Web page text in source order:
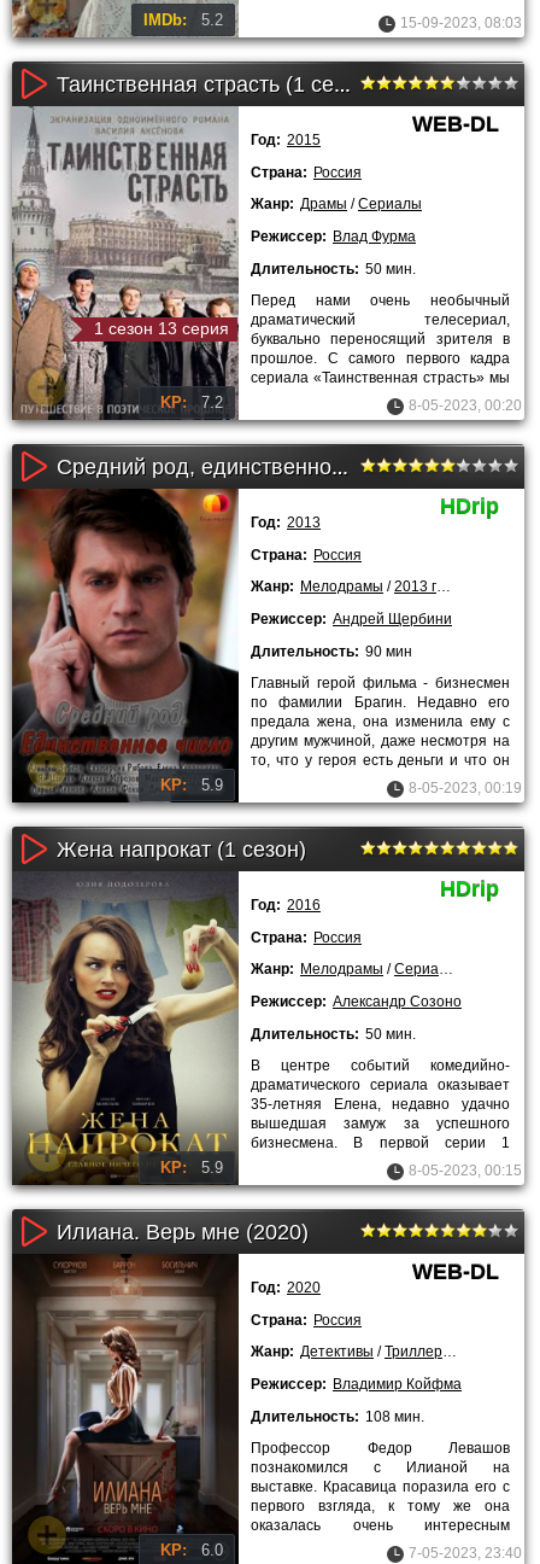
IMDb: 5.2 15-09-2023, 08:03
Таинственная страсть (1 сезон)
1 сезон 13 серия
KP: 7.2
WEB-DL
Год: 2015
Страна: Россия
Жанр: Драмы /Сериалы
Режиссер: Влад Фурма
Длительность: 50 мин.
Перед нами очень необычный
драматический телесериал,
буквально переносящий зрителя в
прошлое. С самого первого кадра
сериала «Таинственная страсть» мы
оказываемся словно в другом мире,
8-05-2023, 00:20
Средний род, единственное число (2013)
KP: 5.9
HDrip
Год: 2013
Страна: Россия
Жанр: Мелодрамы /2013 года
Режиссер: Андрей Щербини
Длительность: 90 мин
Главный герой фильма - бизнесмен
по фамилии Брагин. Недавно его
предала жена, она изменила ему с
другим мужчиной, даже несмотря на
то, что у героя есть деньги и что он
8-05-2023, 00:19
Жена напрокат (1 сезон)
KP: 5.9
HDrip
Год: 2016
Страна: Россия
Жанр: Мелодрамы /Сериалы
Режиссер: Александр Созоно
Длительность: 50 мин.
В центре событий комедийно-
драматического сериала оказывает
35-летняя Елена, недавно удачно
вышедшая замуж за успешного
бизнесмена. В первой серии 1
сезона сериала «Жена напрокат»
семейная
8-05-2023, 00:15
Илиана. Верь мне (2020)
KP: 6.0
WEB-DL
Год: 2020
Страна: Россия
Жанр: Детективы /Триллеры /
Режиссер: Владимир Койфма
Длительность: 108 мин.
Профессор Федор Левашов
познакомился с Илианой на
выставке. Красавица поразила его с
первого взгляда, к тому же она
оказалась очень интересным
собеседником. Девушка привлекла
7-05-2023, 23:40